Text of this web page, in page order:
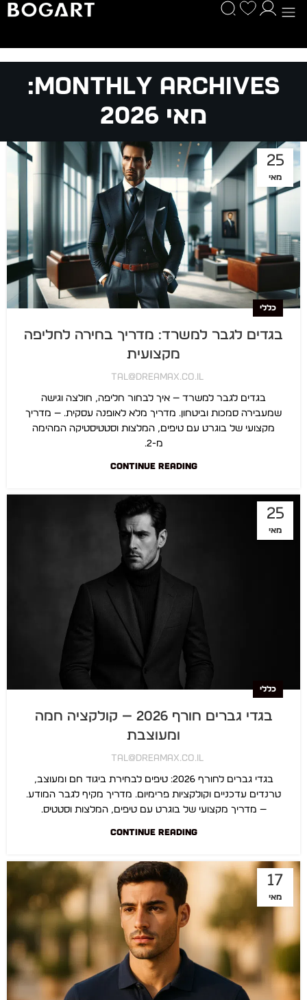
Monthly Archives:
מאי 2026
25
מאי
כללי
בגדים לגבר למשרד: מדריך בחירה לחליפה
מקצועית
Tal@dreamax.co.il
בגדים לגבר למשרד — איך לבחור חליפה, חולצה וגישה
שמעבירה סמכות וביטחון. מדריך מלא לאופנה עסקית. — מדריך
מקצועי של בוגרט עם טיפים, המלצות וסטטיסטיקה המהימה
מ-2…
CONTINUE READING
25
מאי
כללי
בגדי גברים חורף 2026 — קולקציה חמה
ומעוצבת
Tal@dreamax.co.il
בגדי גברים לחורף 2026: טיפים לבחירת ביגוד חם ומעוצב,
טרנדים עדכניים וקולקציות פרימיום. מדריך מקיף לגבר המודע.
— מדריך מקצועי של בוגרט עם טיפים, המלצות וסטטיס…
CONTINUE READING
17
מאי